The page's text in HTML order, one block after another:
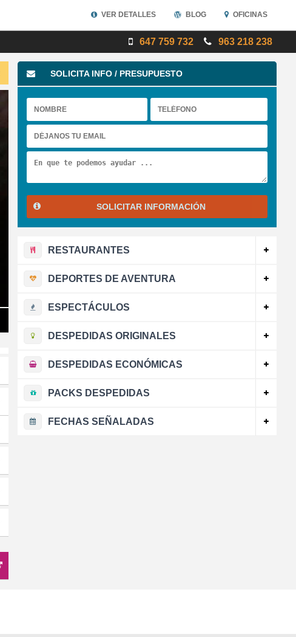
VER DETALLES BLOG OFICINAS
647 759 732 963 218 238
SOLICITA INFO / PRESUPUESTO
SOLICITAR INFORMACIÓN
RESTAURANTES
DEPORTES DE AVENTURA
ESPECTÁCULOS
DESPEDIDAS ORIGINALES
DESPEDIDAS ECONÓMICAS
PACKS DESPEDIDAS
FECHAS SEÑALADAS